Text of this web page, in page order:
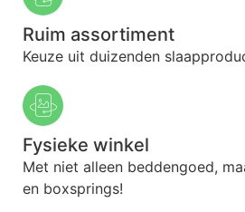
Ruim assortiment
Keuze uit duizenden
Fysieke winkel
Met niet alleen beddengoed,
en boxsprings!